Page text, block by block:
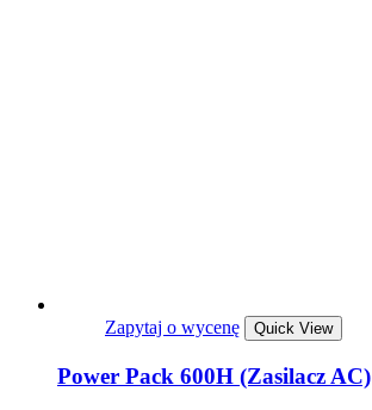
Zapytaj o wycenę Quick View
Power Pack 600H (Zasilacz AC)